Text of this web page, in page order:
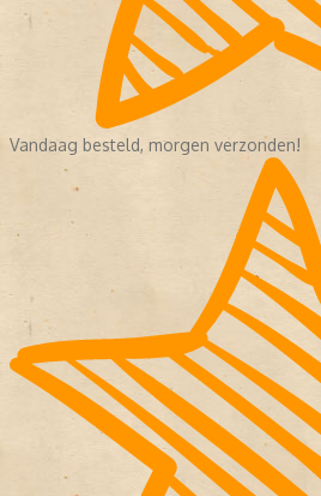
Vandaag besteld, morgen verzonden!